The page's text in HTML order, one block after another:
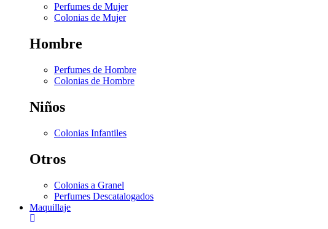
Perfumes de Mujer
Colonias de Mujer
Hombre
Perfumes de Hombre
Colonias de Hombre
Niños
Colonias Infantiles
Otros
Colonias a Granel
Perfumes Descatalogados
Maquillaje